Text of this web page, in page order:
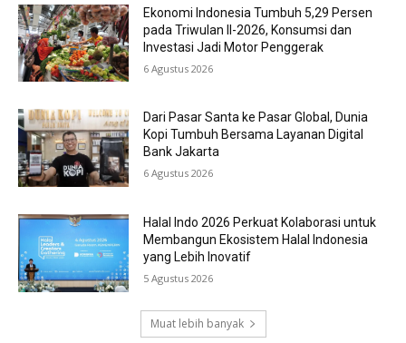
Ekonomi Indonesia Tumbuh 5,29 Persen
pada Triwulan II-2026, Konsumsi dan
Investasi Jadi Motor Penggerak
6 Agustus 2026
Dari Pasar Santa ke Pasar Global, Dunia
Kopi Tumbuh Bersama Layanan Digital
Bank Jakarta
6 Agustus 2026
Halal Indo 2026 Perkuat Kolaborasi untuk
Membangun Ekosistem Halal Indonesia
yang Lebih Inovatif
5 Agustus 2026
Muat lebih banyak